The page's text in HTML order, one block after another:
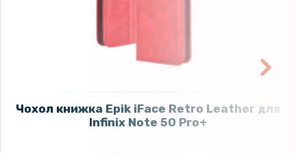
Чохол книжка Epik iFace Retro Leather для
Infinix Note 50 Pro+